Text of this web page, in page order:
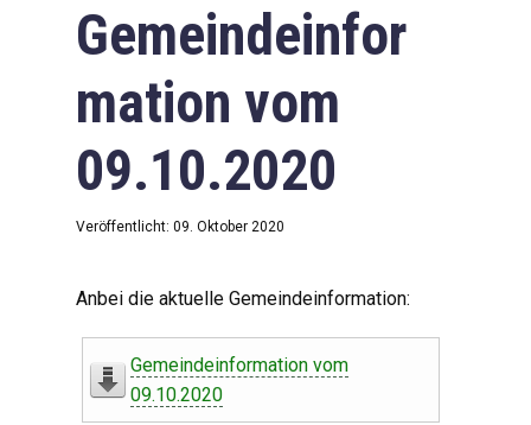
Gemeindeinfor
mation vom
09.10.2020
Veröffentlicht: 09. Oktober 2020
Anbei die aktuelle Gemeindeinformation:
Gemeindeinformation vom
09.10.2020